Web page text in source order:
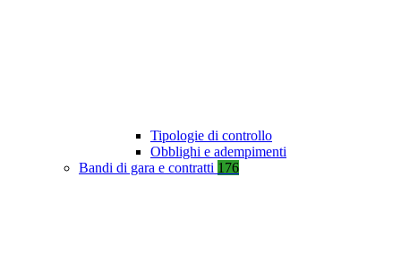
Tipologie di controllo
Obblighi e adempimenti
Bandi di gara e contratti 176